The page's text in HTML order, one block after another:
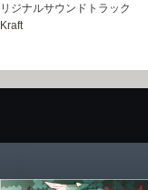
リジナルサウンドトラック
Kraft